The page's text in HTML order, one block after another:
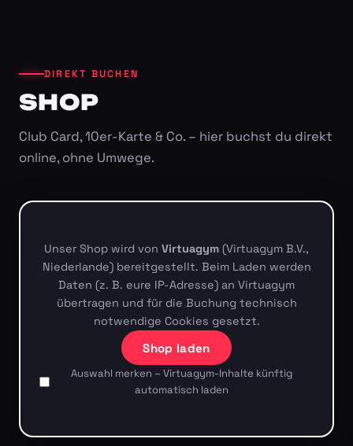
DIREKT BUCHEN
SHOP
Club Card, 10er-Karte & Co. – hier buchst du direkt
online, ohne Umwege.
Unser Shop wird von Virtuagym (Virtuagym B.V.,
Niederlande) bereitgestellt. Beim Laden werden
Daten (z. B. eure IP-Adresse) an Virtuagym
übertragen und für die Buchung technisch
notwendige Cookies gesetzt.
Shop laden
Auswahl merken – Virtuagym-Inhalte künftig
automatisch laden